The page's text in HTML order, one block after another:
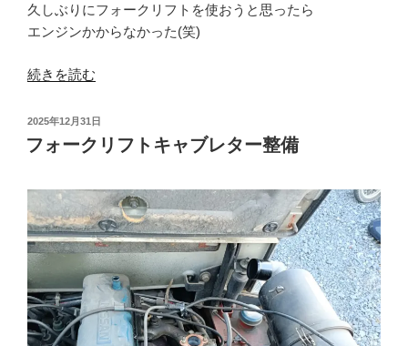
久しぶりにフォークリフトを使おうと思ったら
エンジンかからなかった(笑)
“フ
ー
ク
不
動”
の
続きを読む
投
稿
日:
2025年12月31日
フォークリフトキャブレター整備